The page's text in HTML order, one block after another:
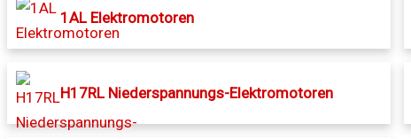
1AL Elektromotoren
H17RL Niederspannungs-Elektromotoren